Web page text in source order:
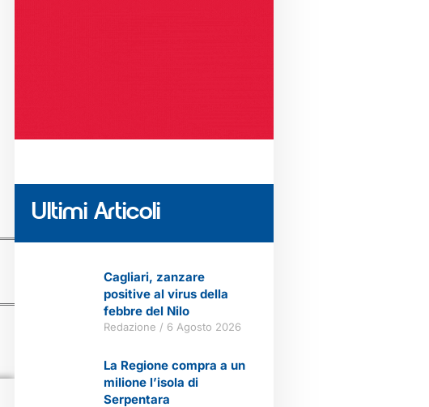
Ultimi Articoli
Cagliari, zanzare
positive al virus della
febbre del Nilo
Redazione 6 Agosto 2026
La Regione compra a un
milione l’isola di
Serpentara